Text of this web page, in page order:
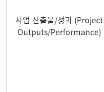
사업 산출물/성과 (Project
Outputs/Performance)